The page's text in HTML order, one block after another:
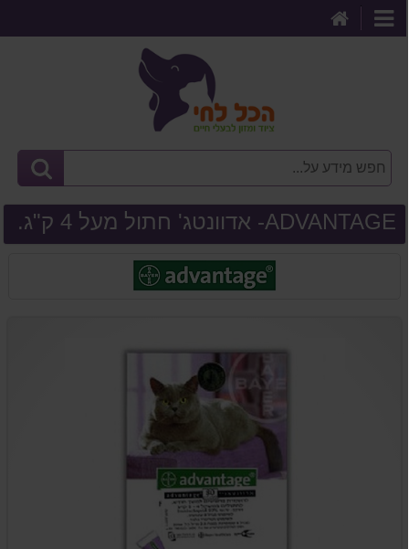
קטגוריות
ADVANTAGE- אדוונטג' חתול מעל 4 ק"ג.